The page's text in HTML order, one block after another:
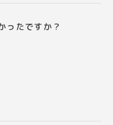
ったですか？